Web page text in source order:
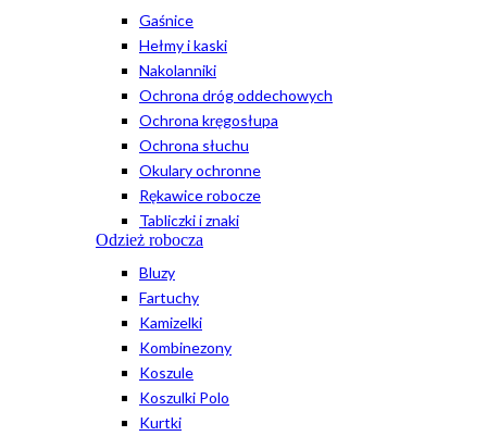
Gaśnice
Hełmy i kaski
Nakolanniki
Ochrona dróg oddechowych
Ochrona kręgosłupa
Ochrona słuchu
Okulary ochronne
Rękawice robocze
Tabliczki i znaki
Odzież robocza
Bluzy
Fartuchy
Kamizelki
Kombinezony
Koszule
Koszulki Polo
Kurtki